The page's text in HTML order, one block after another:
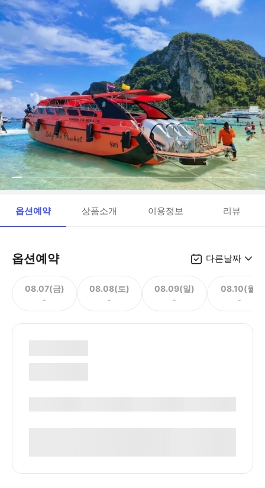
옵션예약 상품소개 이용정보 리뷰
옵션예약 다른날짜
08.07(금)
-
08.08(토)
-
08.09(일)
-
08.10(월)
-